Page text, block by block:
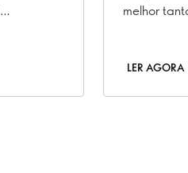
melhor
LER AGORA